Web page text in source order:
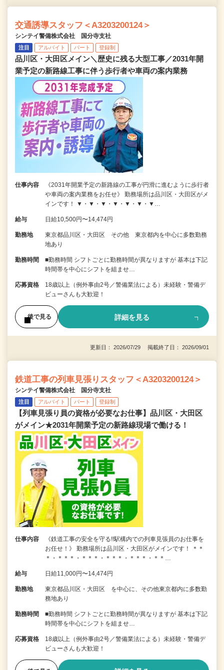
交通誘導スタッフ＜A3203200124＞
シンテイ警備株式会社 国分寺支社
注目 アルバイト パート 登録制
品川区・大田区メイン＼歴史に残る大型工事／2031年開
業予定の新路線工事に伴う歩行者や車両の案内業務
仕事内容
《2031年開業予定の新路線の工事が円滑に進むように歩行者
や車両の案内業務をお任せ》 勤務場所は品川区・大田区がメ
インです！ ▼・▼・▼・▼・▼・▼・▼…
給与 日給10,500円〜14,474円
勤務地
東京都品川区・大田区 その他 東京都内を中心に多数勤務
地あり
勤務時間
■勤務時間 シフトごとに勤務時間が異なりますが 基本は下記
時間帯を中心にシフトを組ませ…
応募資格
18歳以上（例外事由2号／警備業法による）未経験・警備デ
ビューさんも大歓迎！
後で見る 詳細を見る
更新日： 2026/07/29 掲載終了日： 2026/09/01
鉄道工事の列車見張りスタッフ＜A3203200124＞
シンテイ警備株式会社 国分寺支社
注目 アルバイト パート 登録制
【列車見張り員の資格が必要なお仕事】品川区・大田区
がメイン★2031年開業予定の新路線現場で働ける！
仕事内容
《鉄道工事の安全を守る!!駅構内での列車見張員のお仕事を
お任せ！》 勤務場所は品川区・大田区がメインです！ ＊＊
＊・＊＊＊・＊＊＊・＊＊＊・＊＊＊・＊＊…
給与 日給11,000円〜14,474円
勤務地
東京都品川区・大田区 を中心に、その他東京都内に多数勤
務地あり
勤務時間
■勤務時間 シフトごとに勤務時間が異なりますが 基本は下記
時間帯を中心にシフトを組ませ…
応募資格
18歳以上（例外事由2号／警備業法による）未経験・警備デ
ビューさんも大歓迎！